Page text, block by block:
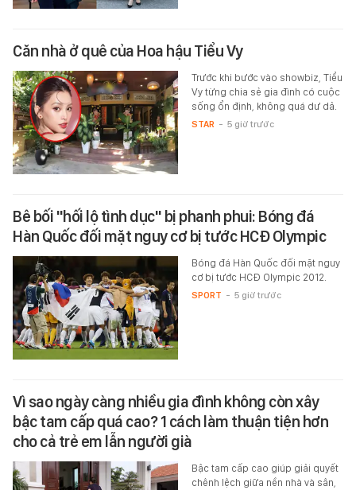
Căn nhà ở quê của Hoa hậu Tiểu Vy
Trước khi bước vào showbiz, Tiểu
Vy từng chia sẻ gia đình có cuộc
sống ổn định, không quá dư dả.
STAR - 5 giờ trước
Bê bối "hối lộ tình dục" bị phanh phui: Bóng đá
Hàn Quốc đối mặt nguy cơ bị tước HCĐ Olympic
Bóng đá Hàn Quốc đối mặt nguy
cơ bị tước HCĐ Olympic 2012.
SPORT - 5 giờ trước
Vì sao ngày càng nhiều gia đình không còn xây
bậc tam cấp quá cao? 1 cách làm thuận tiện hơn
cho cả trẻ em lẫn người già
Bậc tam cấp cao giúp giải quyết
chênh lệch giữa nền nhà và sân,